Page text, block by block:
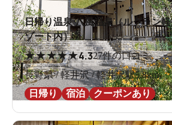
日帰り温泉 八風温泉（ルグラン
ゾート内）
★★★★★4.327件の口コミ
長野県 / 軽井沢 / 軽井沢駅5.8km
日帰り
宿泊 クーポンあり